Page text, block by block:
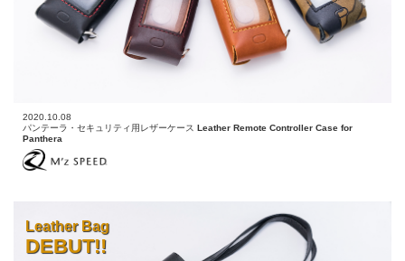
2020.10.08
パンテーラ・セキュリティ用レザーケース Leather Remote Controller Case for
Panthera
Leather Bag
DEBUT!!